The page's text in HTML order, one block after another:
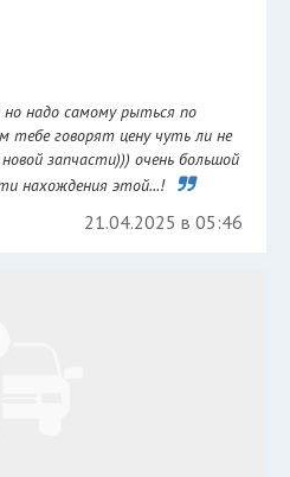
надо самому рыться по
тебе говорят цену чуть ли не
запчасти))) очень большой
нахождения этой...!
21.04.2025 в 05:46